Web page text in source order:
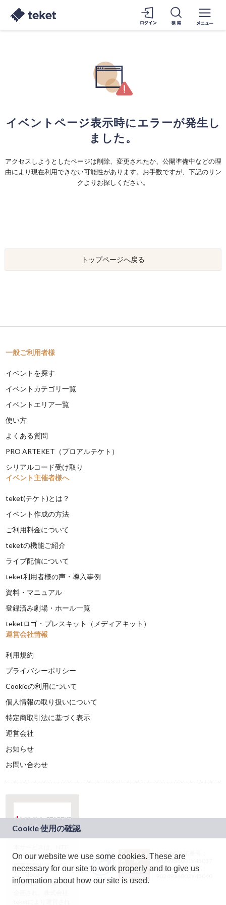
イベントページ表示時にエラーが発生し
ました。
アクセスしようとしたページは削除、変更されたか、公開準備中などの理
由により現在利用できない可能性があります。お手数ですが、下記のリン
クよりお探しください。
トップページへ戻る
一般ご利用者様
イベントを探す
イベントカテゴリ一覧
イベントエリア一覧
使い方
よくある質問
PRO ARTEKET（プロアルテケト）
シリアルコード受け取り
イベント主催者様へ
teket(テケト)とは？
イベント作成の方法
ご利用料金について
teketの機能ご紹介
ライブ配信について
teket利用者様の声・導入事例
資料・マニュアル
登録済み劇場・ホール一覧
teketロゴ・プレスキット（メディアキット）
運営会社情報
利用規約
プライバシーポリシー
Cookieの利用について
個人情報の取り扱いについて
特定商取引法に基づく表示
運営会社
お知らせ
お問い合わせ
ドコモグループの新
規事業創出プログラ
ム「docomo
STARTUP」を通じて
JASRAC許諾番号：
9024936001Y45037
JASRAC許諾番号：
On our website we use some cookies. These are
necessary for our site to work properly and to give us
information about how our site is used.